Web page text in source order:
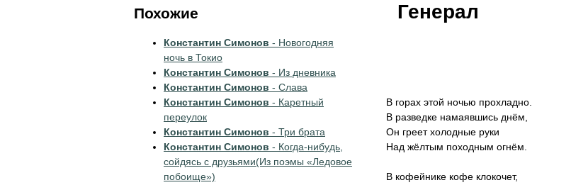
Генерал
В горах этой ночью прохладно.
В разведке намаявшись днём,
Он греет холодные руки
Над жёлтым походным огнём.
В кофейнике кофе клокочет,
Похожие
Константин Симонов - Новогодняя
ночь в Токио
Константин Симонов - Из дневника
Константин Симонов - Слава
Константин Симонов - Каретный
переулок
Константин Симонов - Три брата
Константин Симонов - Когда-нибудь,
сойдясь с друзьями(Из поэмы «Ледовое
побоище»)